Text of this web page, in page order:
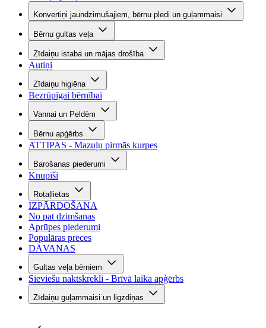
Konvertiņi jaundzimušajiem, bērnu pledi un guļammaisi
Bērnu gultas veļa
Zīdaiņu istaba un mājas drošība
Autiņi
Zīdaiņu higiēna
Bezrūpīgai bērnībai
Vannai un Peldēm
Bērnu apģērbs
ATTIPAS - Mazuļu pirmās kurpes
Barošanas piederumi
Knupīši
Rotaļlietas
IZPĀRDOŠANA
No pat dzimšanas
Aprūpes piederumi
Populāras preces
DĀVANAS
Gultas veļa bērniem
Sieviešu naktskrekli - Brīvā laika apģērbs
Zīdaiņu guļammaisi un ligzdiņas